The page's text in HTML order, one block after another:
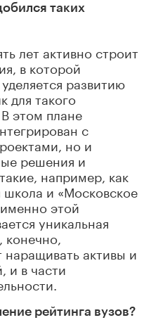
таких
лет активно строит
в которой
развитию
для такого
этом плане
с
но и
решения и
например, как
школа и «Московское
этой
уникальная
активы и
и в части
рейтинга вузов?